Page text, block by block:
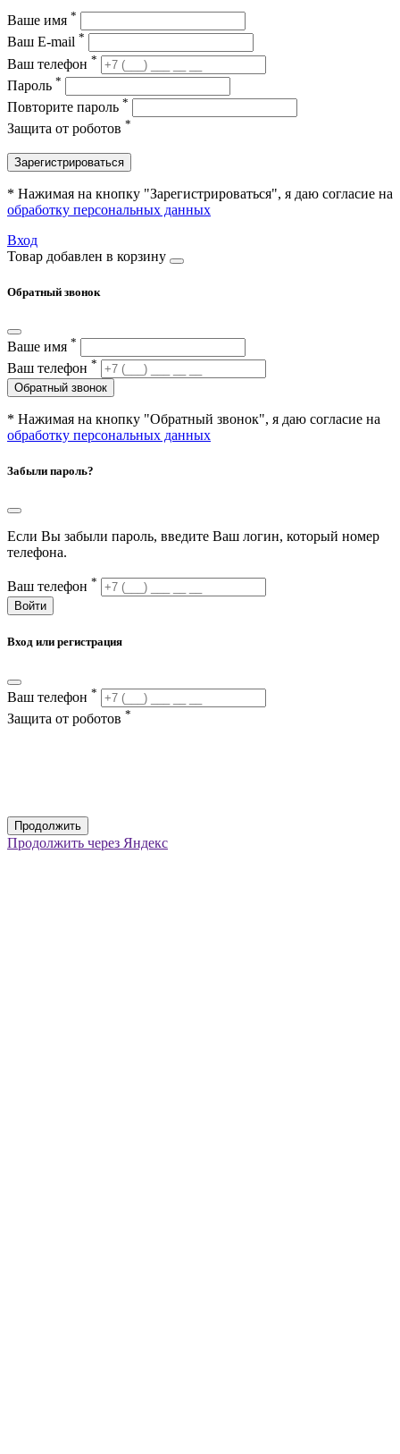
Ваше имя *
Ваш E-mail *
Ваш телефон *
Пароль *
Повторите пароль *
Защита от роботов *
Зарегистрироваться
* Нажимая на кнопку "Зарегистрироваться", я даю согласие на
обработку персональных данных
Вход
Товар добавлен в корзину
Обратный звонок
Ваше имя *
Ваш телефон *
Обратный звонок
* Нажимая на кнопку "Обратный звонок", я даю согласие на
обработку персональных данных
Забыли пароль?
Если Вы забыли пароль, введите Ваш логин, который номер
телефона.
Ваш телефон *
Войти
Вход или регистрация
Ваш телефон *
Защита от роботов *
Продолжить
Продолжить через Яндекс